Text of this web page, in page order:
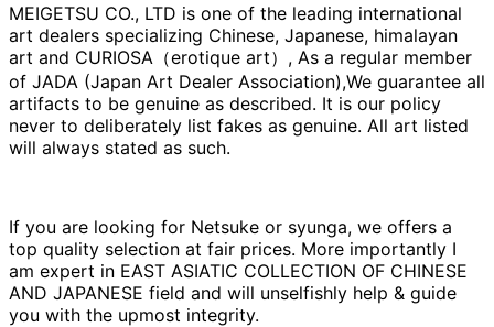
MEIGETSU CO., LTD is one of the leading international
art dealers specializing Chinese, Japanese, himalayan
art and CURIOSA（erotique art）, As a regular member
of JADA (Japan Art Dealer Association),We guarantee all
artifacts to be genuine as described. It is our policy
never to deliberately list fakes as genuine. All art listed
will always stated as such.
If you are looking for Netsuke or syunga, we offers a
top quality selection at fair prices. More importantly I
am expert in EAST ASIATIC COLLECTION OF CHINESE
AND JAPANESE field and will unselfishly help & guide
you with the upmost integrity.